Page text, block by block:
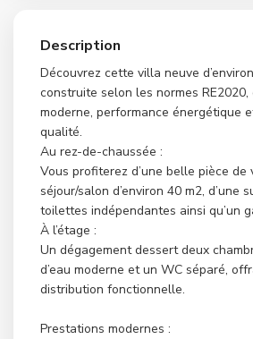
Description
Découvrez cette villa neuve
construite selon les normes
moderne, performance énergétique
qualité.
Au rez-de-chaussée :
Vous profiterez d’une belle pièce de
séjour/salon d’environ 40 m2, d’une
toilettes indépendantes ainsi qu’un
À l’étage :
Un dégagement dessert deux
d’eau moderne et un WC séparé,
distribution fonctionnelle.
Prestations modernes :